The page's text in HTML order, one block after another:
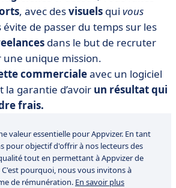
, avec desvisuels qui vous
évite de passer du temps sur les
dans le but de recruter
une unique mission.
commercialeavec un logiciel
la garantie d’avoir un résultat qui
frais.
valeur essentielle pour Appvizer. En tant
pour objectif d'offrir à nos lecteurs des
tout en permettant à Appvizer de
pourquoi, nous vous invitons à
de rémunération. En savoir plus